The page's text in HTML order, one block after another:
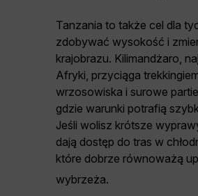
Tanzania to także cel dla
zdobywać wysokość i
krajobrazu. Kilimandżaro,
Afryki, przyciąga
wrzosowiska i surowe
gdzie warunki potrafią
Jeśli wolisz krótsze
dają dostęp do tras w
które dobrze równoważą
wybrzeża.